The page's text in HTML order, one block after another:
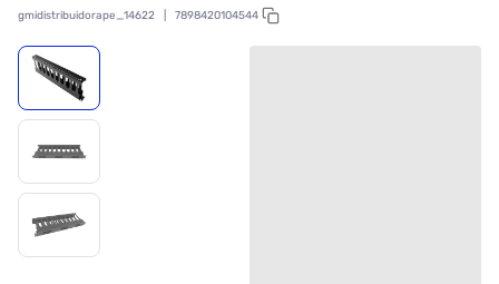
gmidistribuidorape_14622 7898420104544